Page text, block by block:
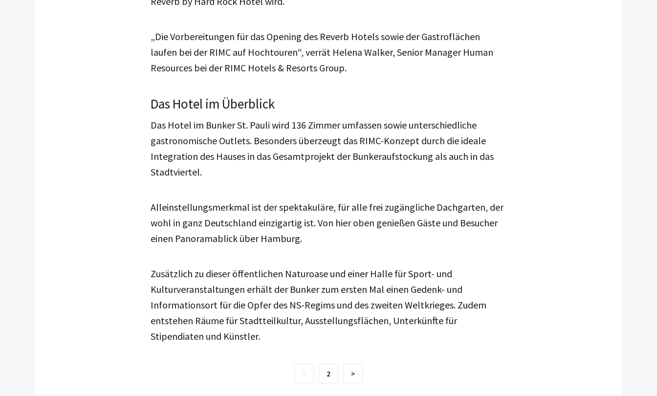
„Die Vorbereitungen für das Opening des Reverb Hotels sowie der Gastroflächen
laufen bei der RIMC auf Hochtouren“, verrät Helena Walker, Senior Manager Human
Resources bei der RIMC Hotels & Resorts Group.
Das Hotel im Überblick
Das Hotel im Bunker St. Pauli wird 136 Zimmer umfassen sowie unterschiedliche
gastronomische Outlets. Besonders überzeugt das RIMC-Konzept durch die ideale
Integration des Hauses in das Gesamtprojekt der Bunkeraufstockung als auch in das
Stadtviertel.
Alleinstellungsmerkmal ist der spektakuläre, für alle frei zugängliche Dachgarten, der
wohl in ganz Deutschland einzigartig ist. Von hier oben genießen Gäste und Besucher
einen Panoramablick über Hamburg.
Zusätzlich zu dieser öffentlichen Naturoase und einer Halle für Sport- und
Kulturveranstaltungen erhält der Bunker zum ersten Mal einen Gedenk- und
Informationsort für die Opfer des NS-Regims und des zweiten Weltkrieges. Zudem
entstehen Räume für Stadtteilkultur, Ausstellungsflächen, Unterkünfte für
Stipendiaten und Künstler.
2 >